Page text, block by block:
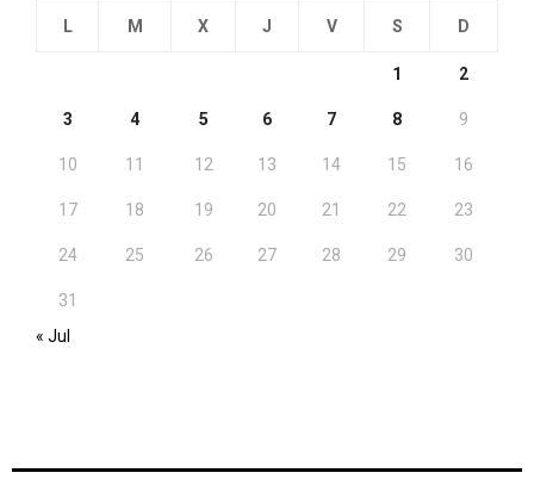
L M X J V S D
1 2
3 4 5 6 7 8 9
10 11 12 13 14 15 16
17 18 19 20 21 22 23
24 25 26 27 28 29 30
31
« Jul